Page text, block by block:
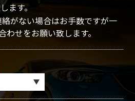
す。
がない場合はお手数ですが一
せをお願い致します。